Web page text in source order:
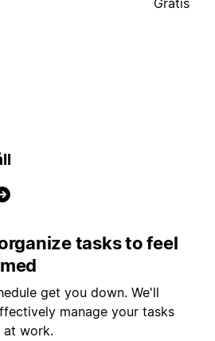
tasks to feel
get you down. We'll
manage your tasks
at work.